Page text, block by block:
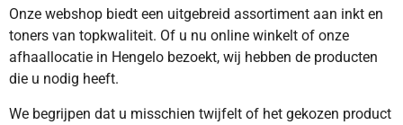
Onze webshop biedt een uitgebreid assortiment aan inkt en
toners van topkwaliteit. Of u nu online winkelt of onze
afhaallocatie in Hengelo bezoekt, wij hebben de producten
die u nodig heeft.
We begrijpen dat u misschien twijfelt of het gekozen product